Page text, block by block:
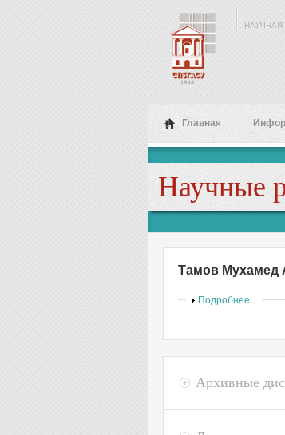
Главная
Научные
Тамов Мухамед
Показать
Подробнее
Архивные